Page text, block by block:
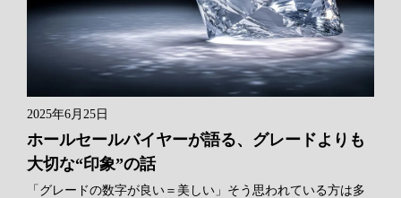
2025年6月25日
ホールセールバイヤーが語る、グレードよりも
大切な“印象”の話
「グレードの数字が良い＝美しい」そう思われている方は多